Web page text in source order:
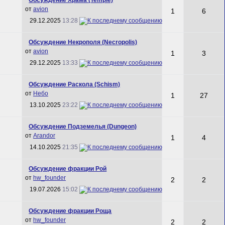
от avion
29.12.2025 13:28
1 6
Обсуждение Некрополя (Necropolis)
от avion
29.12.2025 13:33
1 3
Обсуждение Раскола (Schism)
от Небо
13.10.2025 23:22
1 27
Обсуждение Подземелья (Dungeon)
от Arandor
14.10.2025 21:35
1 4
Обсуждение фракции Рой
от hw_founder
19.07.2026 15:02
2 2
Обсуждение фракции Роща
от hw_founder 2 2